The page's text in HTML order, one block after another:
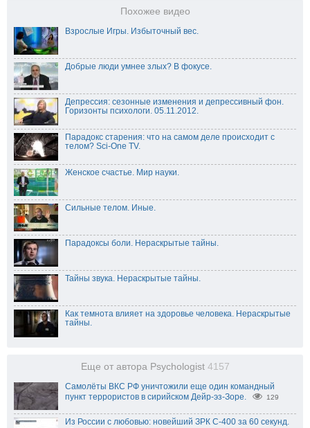
Похожее видео
Взрослые Игры. Избыточный вес.
Добрые люди умнее злых? В фокусе.
Депрессия: сезонные изменения и депрессивный фон.
Горизонты психологи. 05.11.2012.
Парадокс старения: что на самом деле происходит с
телом? Sci-One TV.
Женское счастье. Мир науки.
Сильные телом. Иные.
Парадоксы боли. Нераскрытые тайны.
Тайны звука. Нераскрытые тайны.
Как темнота влияет на здоровье человека. Нераскрытые
тайны.
Еще от автора Psychologist 4157
Самолёты ВКС РФ уничтожили еще один командный
пункт террористов в сирийском Дейр-эз-Зоре.
129
Из России с любовью: новейший ЗРК С-400 за 60 секунд.